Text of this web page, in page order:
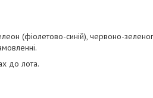
(фіолетово-синій), червоно-
до лота.